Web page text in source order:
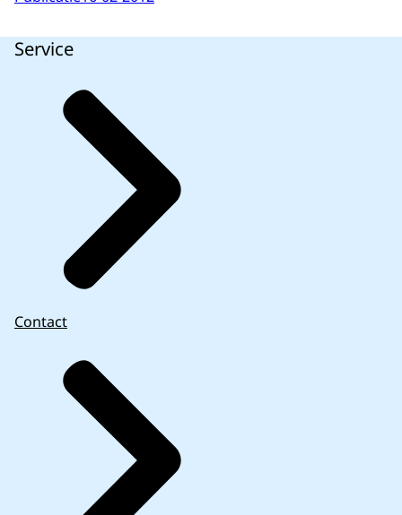
Service
Contact